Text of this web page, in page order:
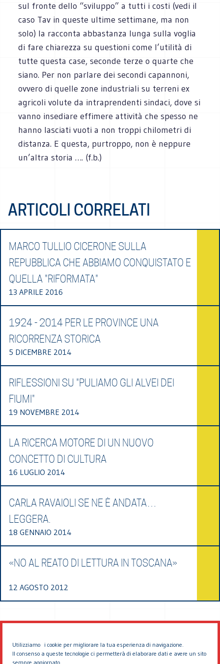
Utilizziamo i cookie per migliorare la tua esperienza di navigazione.
Il consenso a queste tecnologie ci permetterà di elaborare dati e avere un sito
sempre aggiornato.
sul fronte dello “sviluppo” a tutti i costi (vedi il
caso Tav in queste ultime settimane, ma non
solo) la racconta abbastanza lunga sulla voglia
di fare chiarezza su questioni come l’utilità di
tutte questa case, seconde terze o quarte che
siano. Per non parlare dei secondi capannoni,
ovvero di quelle zone industriali su terreni ex
agricoli volute da intraprendenti sindaci, dove si
vanno insediare effimere attività che spesso ne
hanno lasciati vuoti a non troppi chilometri di
distanza. E questa, purtroppo, non è neppure
un’altra storia …. (f.b.)
ARTICOLI CORRELATI
MARCO TULLIO CICERONE SULLA
REPUBBLICA CHE ABBIAMO CONQUISTATO E
QUELLA "RIFORMATA"
13 APRILE 2016
1924 - 2014 PER LE PROVINCE UNA
RICORRENZA STORICA
5 DICEMBRE 2014
RIFLESSIONI SU "PULIAMO GLI ALVEI DEI
FIUMI"
19 NOVEMBRE 2014
LA RICERCA MOTORE DI UN NUOVO
CONCETTO DI CULTURA
16 LUGLIO 2014
CARLA RAVAIOLI SE NE È ANDATA…
LEGGERA.
18 GENNAIO 2014
«NO AL REATO DI LETTURA IN TOSCANA»
12 AGOSTO 2012